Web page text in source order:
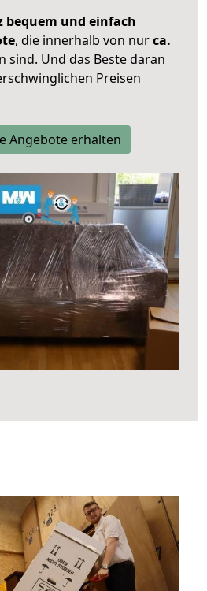
bequem und einfach
, die innerhalb von nurca.
sind. Und das Beste daran
Preisen
Angebote erhalten